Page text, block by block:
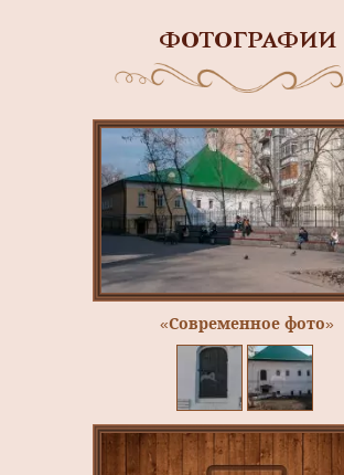
ФОТОГРАФИИ
«Современное фото»